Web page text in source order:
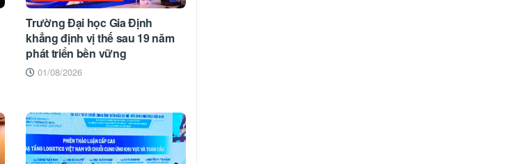
Trường Đại học Gia Định
khẳng định vị thế sau 19 năm
phát triển bền vững
01/08/2026